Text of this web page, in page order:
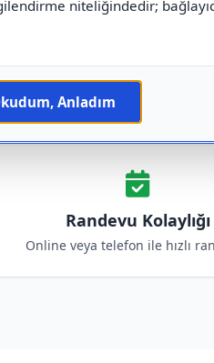
niteliğindedir;
Anladım
Randevu Kolaylığı
Online veya telefon ile hızlı